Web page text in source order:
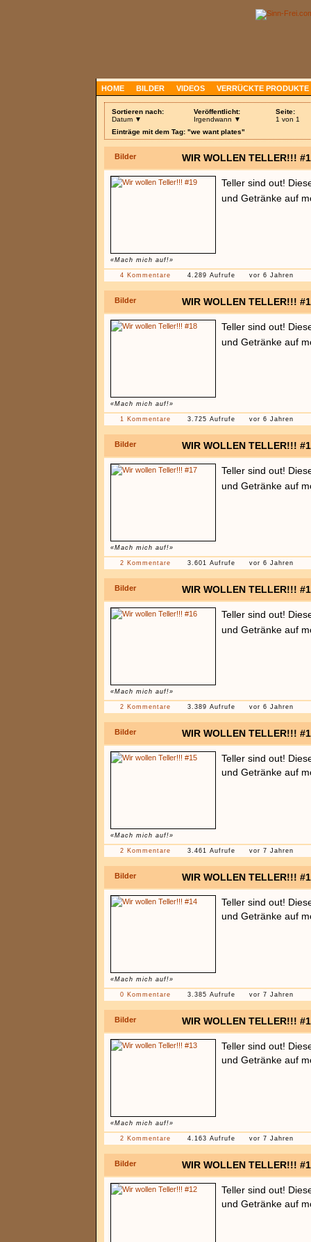
HOME BILDER VIDEOS VERRÜCKTE PRODUKTE
Sortieren nach:
Datum ▼
Veröffentlicht:
Irgendwann ▼
Seite:
1 von 1
Einträge mit dem Tag: "we want plates"
Bilder WIR WOLLEN TELLER!!!
«Mach mich auf!»
Teller sind out!
und Getränke auf
4 Kommentare 4.289 Aufrufe vor 6 Jahren
Bilder WIR WOLLEN TELLER!!!
«Mach mich auf!»
Teller sind out!
und Getränke auf
1 Kommentare 3.725 Aufrufe vor 6 Jahren
Bilder WIR WOLLEN TELLER!!!
«Mach mich auf!»
Teller sind out!
und Getränke auf
2 Kommentare 3.601 Aufrufe vor 6 Jahren
Bilder WIR WOLLEN TELLER!!!
«Mach mich auf!»
Teller sind out!
und Getränke auf
2 Kommentare 3.389 Aufrufe vor 6 Jahren
Bilder WIR WOLLEN TELLER!!!
«Mach mich auf!»
Teller sind out!
und Getränke auf
2 Kommentare 3.461 Aufrufe vor 7 Jahren
Bilder WIR WOLLEN TELLER!!!
«Mach mich auf!»
Teller sind out!
und Getränke auf
0 Kommentare 3.385 Aufrufe vor 7 Jahren
Bilder WIR WOLLEN TELLER!!!
«Mach mich auf!»
Teller sind out!
und Getränke auf
2 Kommentare 4.163 Aufrufe vor 7 Jahren
Bilder WIR WOLLEN TELLER!!!
Teller sind out!
und Getränke auf